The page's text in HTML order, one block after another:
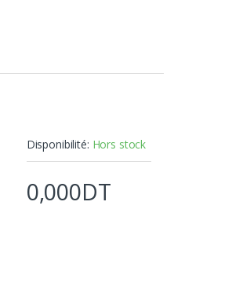
Disponibilité: Hors stock
0,000DT